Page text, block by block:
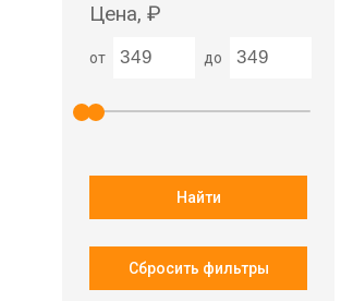
Цена, ₽
от до
Найти
Сбросить фильтры